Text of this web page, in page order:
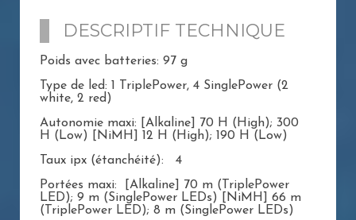
DESCRIPTIF TECHNIQUE
Poids avec batteries: 97 g
Type de led: 1 TriplePower, 4 SinglePower (2
white, 2 red)
Autonomie maxi: [Alkaline] 70 H (High); 300
H (Low) [NiMH] 12 H (High); 190 H (Low)
Taux ipx (étanchéité): 4
Portées maxi: [Alkaline] 70 m (TriplePower
LED); 9 m (SinglePower LEDs) [NiMH] 66 m
(TriplePower LED); 8 m (SinglePower LEDs)